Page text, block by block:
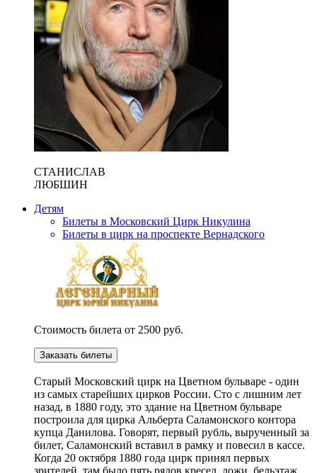
СТАНИСЛАВ
ЛЮБШИН
Детям
Билеты в Московский Цирк Никулина
Билеты в цирк на проспекте Вернадского
Стоимость билета от 2500 руб.
Заказать билеты
Cтарый Московский цирк на Цветном бульваре - один
из самых старейших цирков России. Сто с лишним лет
назад, в 1880 году, это здание на Цветном бульваре
построила для цирка Альберта Саламонского контора
купца Данилова. Говорят, первый рубль, вырученный за
билет, Саламонский вставил в рамку и повесил в кассе.
Когда 20 октября 1880 года цирк принял первых